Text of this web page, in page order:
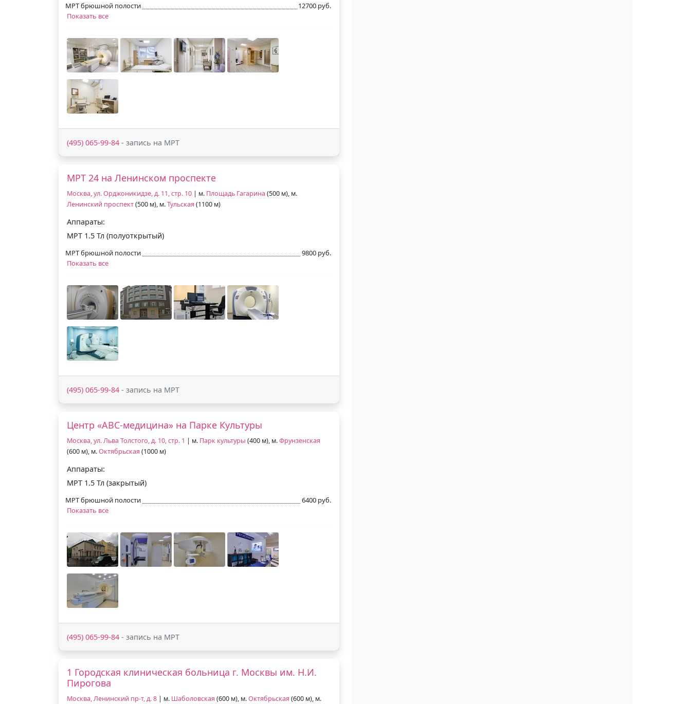
МРТ брюшной полости
12700 руб.
Показать все
(495) 065-99-84 - запись на МРТ
МРТ 24 на Ленинском проспекте
Москва, ул. Орджоникидзе, д. 11, стр. 10 | м. Площадь Гагарина (500 м), м.
Ленинский проспект(500 м), м.Тульская (1100 м)
Аппараты:
МРТ 1.5 Тл (полуоткрытый)
МРТ брюшной полости
9800 руб.
Показать все
(495) 065-99-84 - запись на МРТ
Центр «АВС-медицина» на Парке Культуры
Москва, ул. Льва Толстого, д. 10, стр. 1 | м. Парк культуры (400 м), м.Фрунзенская
(600 м), м.Октябрьская (1000 м)
Аппараты:
МРТ 1.5 Тл (закрытый)
МРТ брюшной полости
6400 руб.
Показать все
(495) 065-99-84 - запись на МРТ
1 Городская клиническая больница г. Москвы им. Н.И.
Пирогова
Москва, Ленинский пр-т, д. 8 | м. Шаболовская (600 м), м.Октябрьская (600 м), м.